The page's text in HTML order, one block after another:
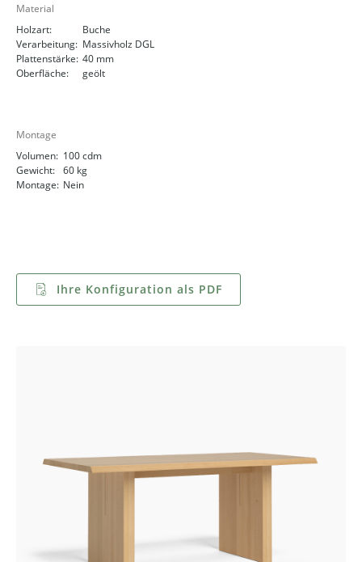
Material
Holzart:
Buche
Verarbeitung: Massivholz DGL
Plattenstärke: 40 mm
Oberfläche:
geölt
Montage
Volumen: 100 cdm
Gewicht: 60 kg
Montage: Nein
Ihre Konfiguration als PDF